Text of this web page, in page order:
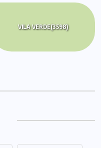
VILA VERDE(3598)